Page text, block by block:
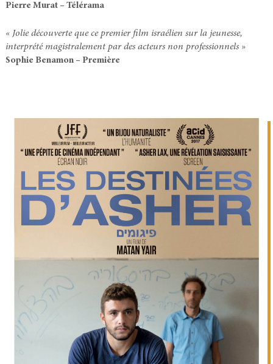
Pierre Murat – Télérama
« Jolie découverte que ce premier film israélien sur la jeunesse,
interprété magistralement par des acteurs non professionnels »
Sophie Benamon – Première